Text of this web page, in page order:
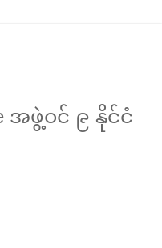
အဖွဲ့ဝင် ၉ နိုင်ငံ